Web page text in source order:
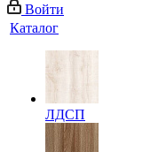
Войти
Каталог
ЛДСП